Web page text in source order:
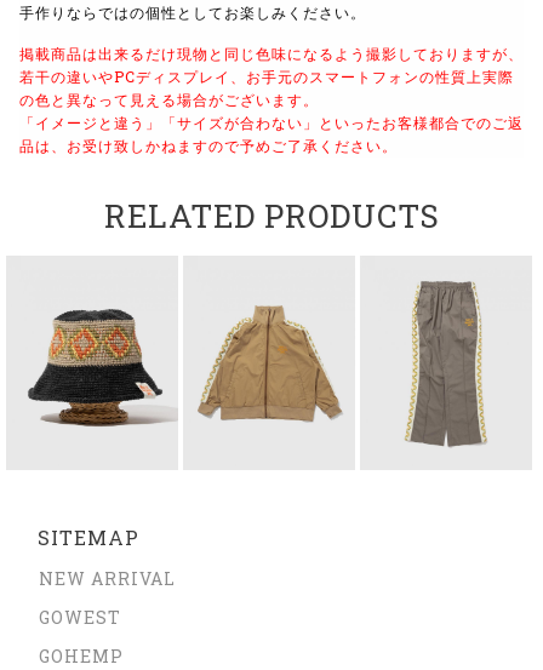
手作りならではの個性としてお楽しみください。
掲載商品は出来るだけ現物と同じ色味になるよう撮影しておりますが、
若干の違いやPCディスプレイ、お手元のスマートフォンの性質上実際
の色と異なって見える場合がございます。
「イメージと違う」「サイズが合わない」といったお客様都合でのご返
品は、お受け致しかねますので予めご了承ください。
RELATED PRODUCTS
SITEMAP
NEW ARRIVAL
GOWEST
GOHEMP